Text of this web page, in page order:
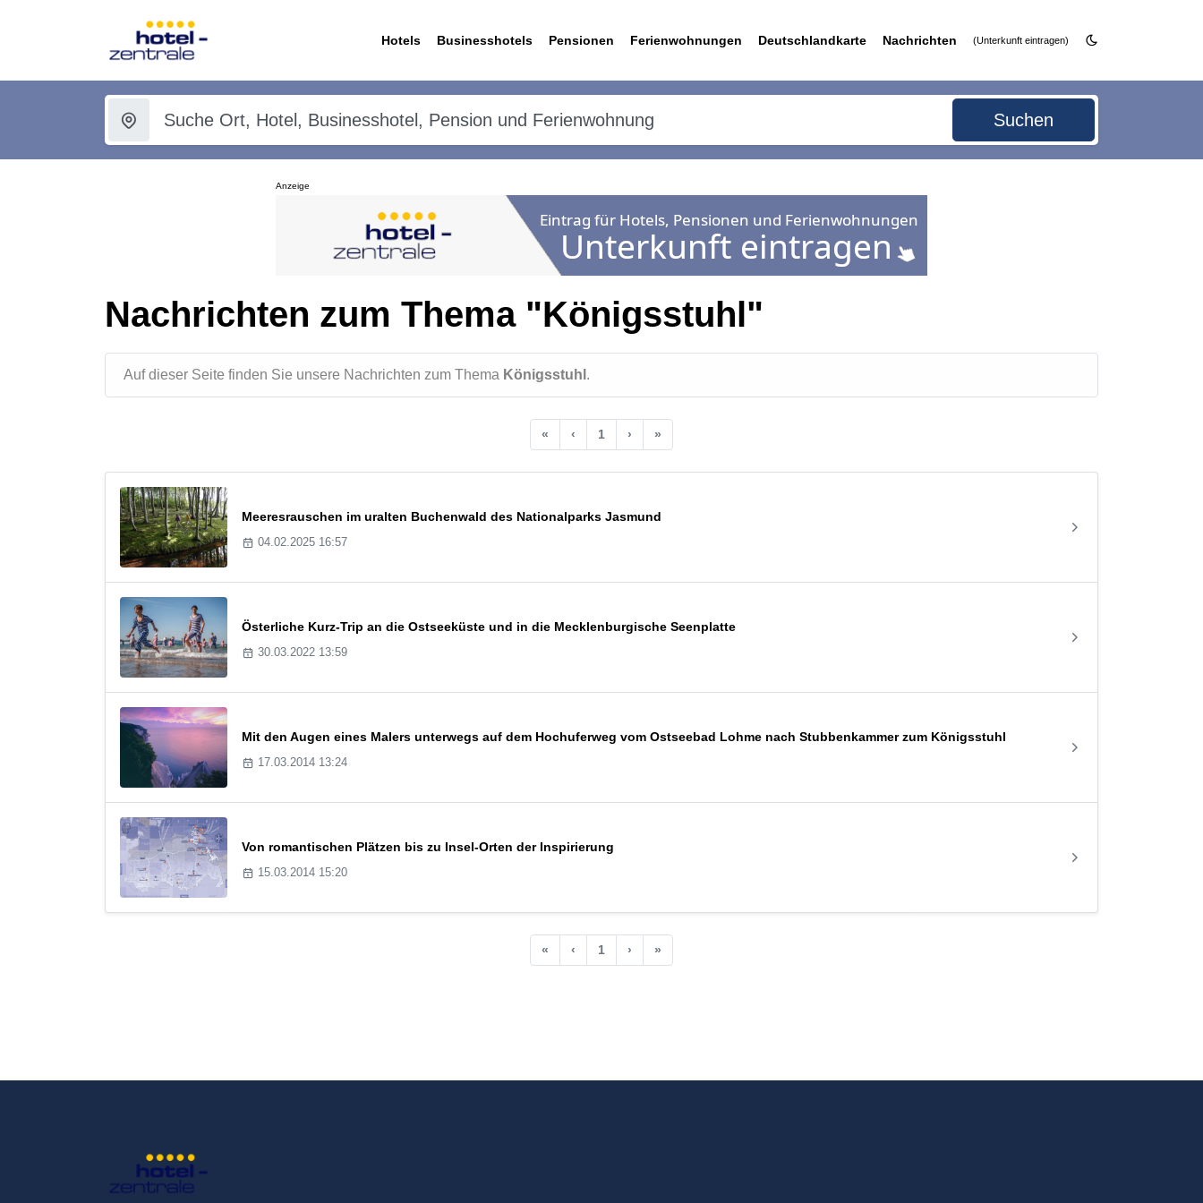
Hotels Businesshotels Pensionen Ferienwohnungen Deutschlandkarte Nachrichten (Unterkunft eintragen)
Suchen
Anzeige
Nachrichten zum Thema "Königsstuhl"
Auf dieser Seite finden Sie unsere Nachrichten zum Thema Königsstuhl .
« ‹ 1 › »
Meeresrauschen im uralten Buchenwald des Nationalparks Jasmund
04.02.2025 16:57
Österliche Kurz-Trip an die Ostseeküste und in die Mecklenburgische Seenplatte
30.03.2022 13:59
Mit den Augen eines Malers unterwegs auf dem Hochuferweg vom Ostseebad Lohme nach Stubbenkammer zum Königsstuhl
17.03.2014 13:24
Von romantischen Plätzen bis zu Insel-Orten der Inspirierung
15.03.2014 15:20
« ‹ 1 › »